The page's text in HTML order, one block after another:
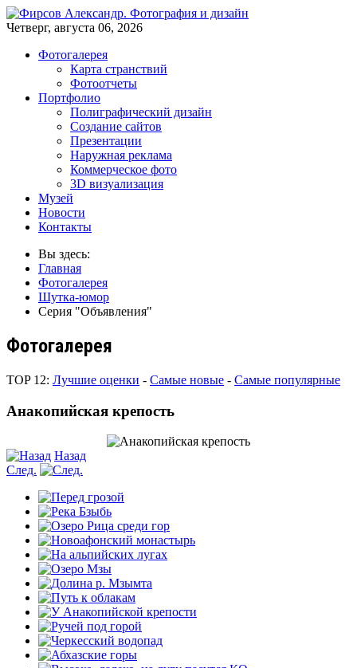
Четверг, августа 06, 2026
Фотогалерея
Карта странствий
Фотоотчеты
Портфолио
Полиграфический дизайн
Создание сайтов
Презентации
Наружная реклама
Коммерческое фото
3D визуализация
Музей
Новости
Контакты
Вы здесь:
Главная
Фотогалерея
Шутка-юмор
Серия "Объявления"
Фотогалерея
TOP 12: Лучшие оценки - Самые новые - Самые популярные
Анакопийская крепость
Назад
След.